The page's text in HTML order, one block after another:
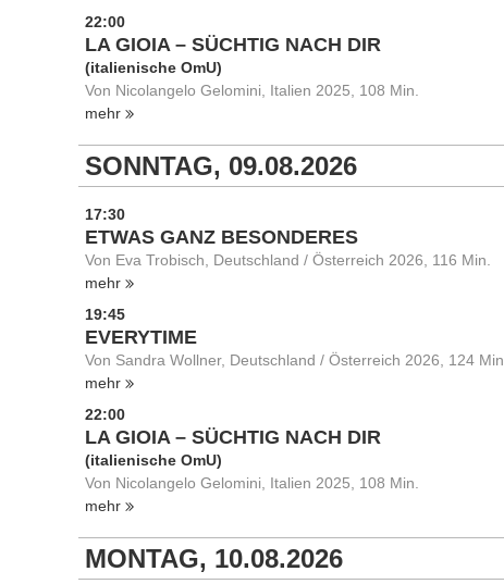
22:00
LA GIOIA – SÜCHTIG NACH DIR
(italienische OmU)
Von Nicolangelo Gelomini, Italien 2025, 108 Min.
mehr
SONNTAG, 09.08.2026
17:30
ETWAS GANZ BESONDERES
Von Eva Trobisch, Deutschland / Österreich 2026, 116 Min.
mehr
19:45
EVERYTIME
Von Sandra Wollner, Deutschland / Österreich 2026, 124 Min.
mehr
22:00
LA GIOIA – SÜCHTIG NACH DIR
(italienische OmU)
Von Nicolangelo Gelomini, Italien 2025, 108 Min.
mehr
MONTAG, 10.08.2026